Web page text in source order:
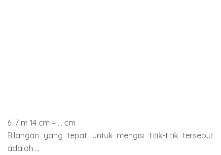
6. 7 m 14 cm = ... cm
Bilangan yang tepat untuk mengisi titik-titik tersebut
adalah ...